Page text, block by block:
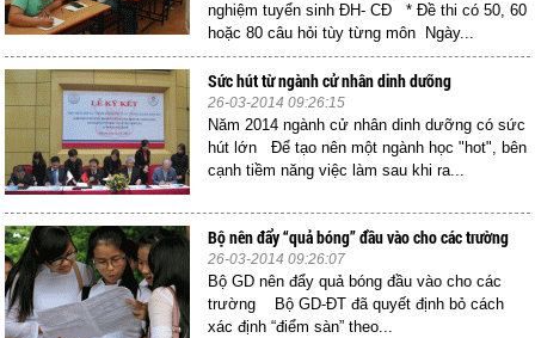
nghiệm tuyển sinh ĐH- CĐ * Đề thi có 50, 60
hoặc 80 câu hỏi tùy từng môn Ngày...
Sức hút từ ngành cử nhân dinh dưỡng
26-03-2014 09:26:15
Năm 2014 ngành cử nhân dinh dưỡng có sức
hút lớn Để tạo nên một ngành học "hot", bên
cạnh tiềm năng việc làm sau khi ra...
Bộ nên đẩy “quả bóng” đầu vào cho các trường
26-03-2014 09:26:07
Bộ GD nên đẩy quả bóng đầu vào cho các
trường Bộ GD-ĐT đã quyết định bỏ cách
xác định “điểm sàn” theo...